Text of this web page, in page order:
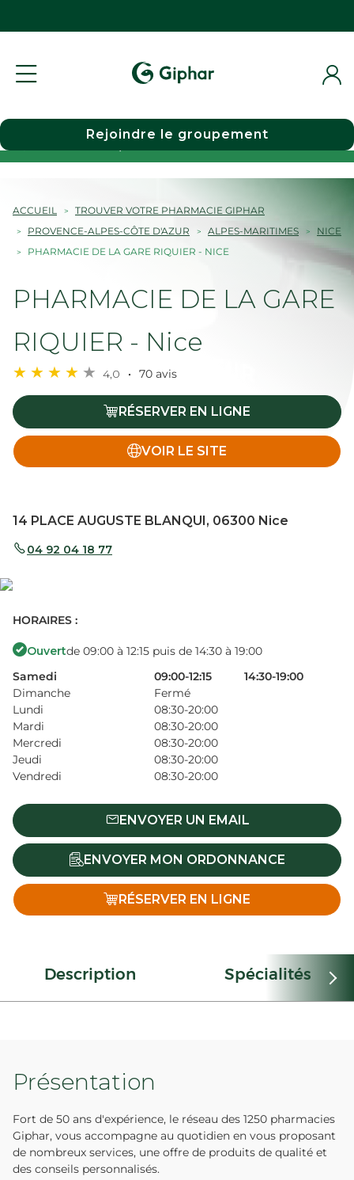
Choisir une pharmacie
Rejoindre le groupement
ACCUEIL
TROUVER VOTRE PHARMACIE GIPHAR
PROVENCE-ALPES-CÔTE D'AZUR
ALPES-MARITIMES
NICE
PHARMACIE DE LA GARE RIQUIER - NICE
PHARMACIE DE LA GARE
RIQUIER - Nice
4,0 70 avis
RÉSERVER EN LIGNE
VOIR LE SITE
14 PLACE AUGUSTE BLANQUI, 06300 Nice
04 92 04 18 77
HORAIRES :
Ouvertde 09:00 à 12:15 puis de 14:30 à 19:00
Samedi
09:00-12:15
14:30-19:00
Dimanche
Fermé
Lundi
08:30-20:00
Mardi
08:30-20:00
Mercredi
08:30-20:00
Jeudi
08:30-20:00
Vendredi
08:30-20:00
ENVOYER UN EMAIL
ENVOYER MON ORDONNANCE
RÉSERVER EN LIGNE
Description Spécialités
Présentation
Fort de 50 ans d'expérience, le réseau des 1250 pharmacies
Giphar, vous accompagne au quotidien en vous proposant
de nombreux services, une offre de produits de qualité et
des conseils personnalisés.